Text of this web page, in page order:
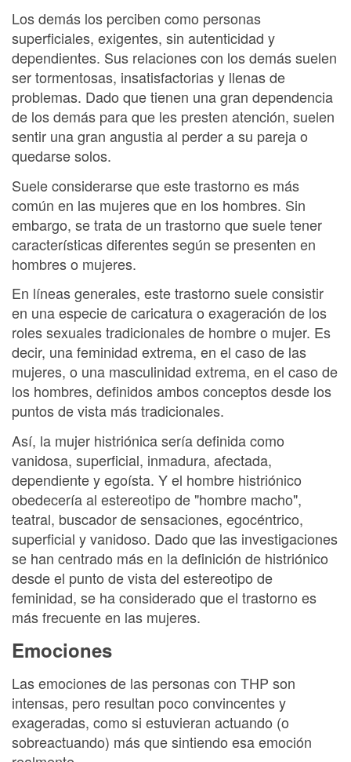
Los demás los perciben como personas
superficiales, exigentes, sin autenticidad y
dependientes. Sus relaciones con los demás suelen
ser tormentosas, insatisfactorias y llenas de
problemas. Dado que tienen una gran dependencia
de los demás para que les presten atención, suelen
sentir una gran angustia al perder a su pareja o
quedarse solos.
Suele considerarse que este trastorno es más
común en las mujeres que en los hombres. Sin
embargo, se trata de un trastorno que suele tener
características diferentes según se presenten en
hombres o mujeres.
En líneas generales, este trastorno suele consistir
en una especie de caricatura o exageración de los
roles sexuales tradicionales de hombre o mujer. Es
decir, una feminidad extrema, en el caso de las
mujeres, o una masculinidad extrema, en el caso de
los hombres, definidos ambos conceptos desde los
puntos de vista más tradicionales.
Así, la mujer histriónica sería definida como
vanidosa, superficial, inmadura, afectada,
dependiente y egoísta. Y el hombre histriónico
obedecería al estereotipo de "hombre macho",
teatral, buscador de sensaciones, egocéntrico,
superficial y vanidoso. Dado que las investigaciones
se han centrado más en la definición de histriónico
desde el punto de vista del estereotipo de
feminidad, se ha considerado que el trastorno es
más frecuente en las mujeres.
Emociones
Las emociones de las personas con THP son
intensas, pero resultan poco convincentes y
exageradas, como si estuvieran actuando (o
sobreactuando) más que sintiendo esa emoción